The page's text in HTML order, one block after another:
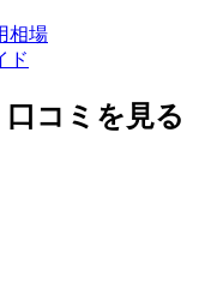
相場
ド
コミを見る